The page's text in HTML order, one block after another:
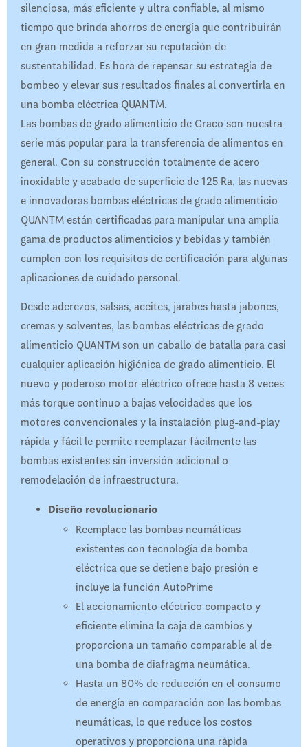
silenciosa, más eficiente y ultra confiable, al mismo
tiempo que brinda ahorros de energía que contribuirán
en gran medida a reforzar su reputación de
sustentabilidad. Es hora de repensar su estrategia de
bombeo y elevar sus resultados finales al convertirla en
una bomba eléctrica QUANTM.
Las bombas de grado alimenticio de Graco son nuestra
serie más popular para la transferencia de alimentos en
general. Con su construcción totalmente de acero
inoxidable y acabado de superficie de 125 Ra, las nuevas
e innovadoras bombas eléctricas de grado alimenticio
QUANTM están certificadas para manipular una amplia
gama de productos alimenticios y bebidas y también
cumplen con los requisitos de certificación para algunas
aplicaciones de cuidado personal.
Desde aderezos, salsas, aceites, jarabes hasta jabones,
cremas y solventes, las bombas eléctricas de grado
alimenticio QUANTM son un caballo de batalla para casi
cualquier aplicación higiénica de grado alimenticio. El
nuevo y poderoso motor eléctrico ofrece hasta 8 veces
más torque continuo a bajas velocidades que los
motores convencionales y la instalación plug-and-play
rápida y fácil le permite reemplazar fácilmente las
bombas existentes sin inversión adicional o
remodelación de infraestructura.
Diseño revolucionario
Reemplace las bombas neumáticas
existentes con tecnología de bomba
eléctrica que se detiene bajo presión e
incluye la función AutoPrime
El accionamiento eléctrico compacto y
eficiente elimina la caja de cambios y
proporciona un tamaño comparable al de
una bomba de diafragma neumática.
Hasta un 80% de reducción en el consumo
de energía en comparación con las bombas
neumáticas, lo que reduce los costos
operativos y proporciona una rápida